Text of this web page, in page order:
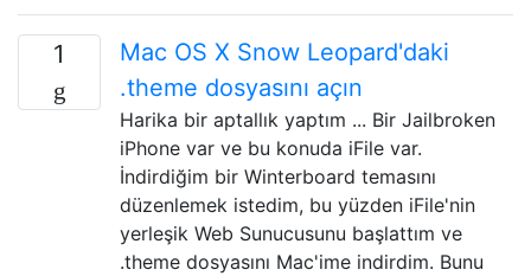
1
Mac OS X Snow Leopard'daki
.theme dosyasını açın
Harika bir aptallık yaptım ... Bir Jailbroken
iPhone var ve bu konuda iFile var.
İndirdiğim bir Winterboard temasını
düzenlemek istedim, bu yüzden iFile'nin
yerleşik Web Sunucusunu başlattım ve
.theme dosyasını Mac'ime indirdim. Bunu